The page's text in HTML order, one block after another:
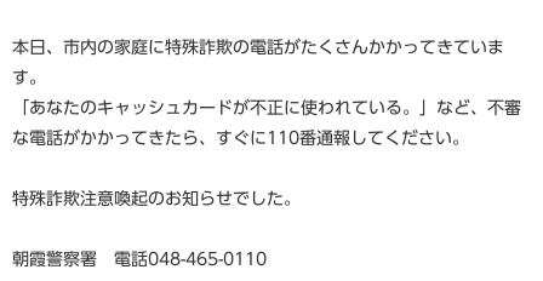
本日、市内の家庭に特殊詐欺の電話がたくさんかかってきていま
す。
「あなたのキャッシュカードが不正に使われている。」など、不審
な電話がかかってきたら、すぐに110番通報してください。
特殊詐欺注意喚起のお知らせでした。
朝霞警察署 電話048-465-0110